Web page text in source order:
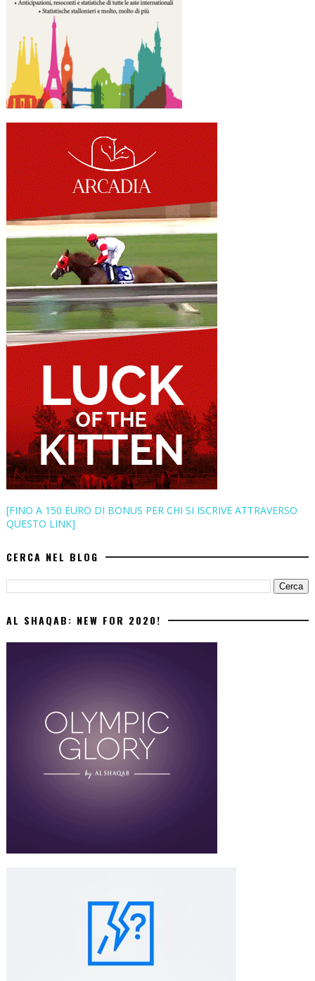
[FINO A 150 EURO DI BONUS PER CHI SI ISCRIVE ATTRAVERSO
QUESTO LINK]
CERCA NEL BLOG
AL SHAQAB: NEW FOR 2020!